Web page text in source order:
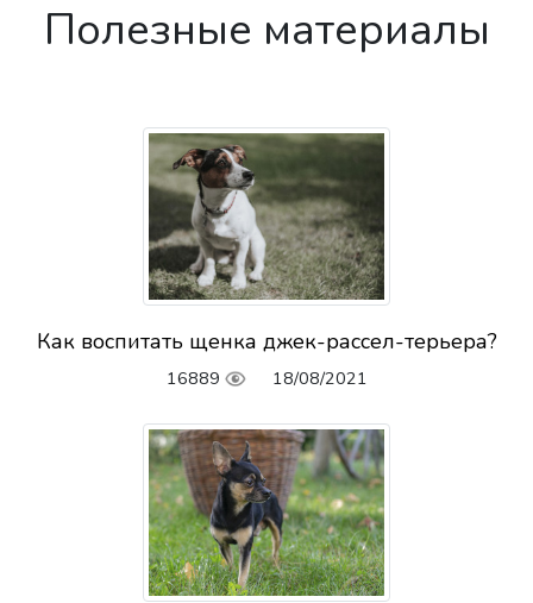
Полезные материалы
Как воспитать щенка джек-рассел-терьера?
16889 18/08/2021